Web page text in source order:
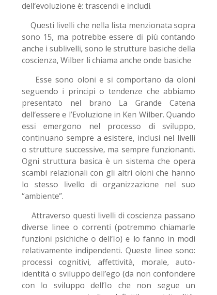
dell’evoluzione è: trascendi e includi.
Questi livelli che nella lista menzionata sopra
sono 15, ma potrebbe essere di più contando
anche i sublivelli, sono le strutture basiche della
coscienza, Wilber li chiama anche onde basiche
Esse sono oloni e si comportano da oloni
seguendo i principi o tendenze che abbiamo
presentato nel brano La Grande Catena
dell’essere e l’Evoluzione in Ken Wilber. Quando
essi emergono nel processo di sviluppo,
continuano sempre a esistere, inclusi nel livelli
o strutture successive, ma sempre funzionanti.
Ogni struttura basica è un sistema che opera
scambi relazionali con gli altri oloni che hanno
lo stesso livello di organizzazione nel suo
“ambiente”.
Attraverso questi livelli di coscienza passano
diverse linee o correnti (potremmo chiamarle
funzioni psichiche o dell’Io) e lo fanno in modi
relativamente indipendenti. Queste linee sono:
processi cognitivi, affettività, morale, auto-
identità o sviluppo dell’ego (da non confondere
con lo sviluppo dell’Io che non segue un